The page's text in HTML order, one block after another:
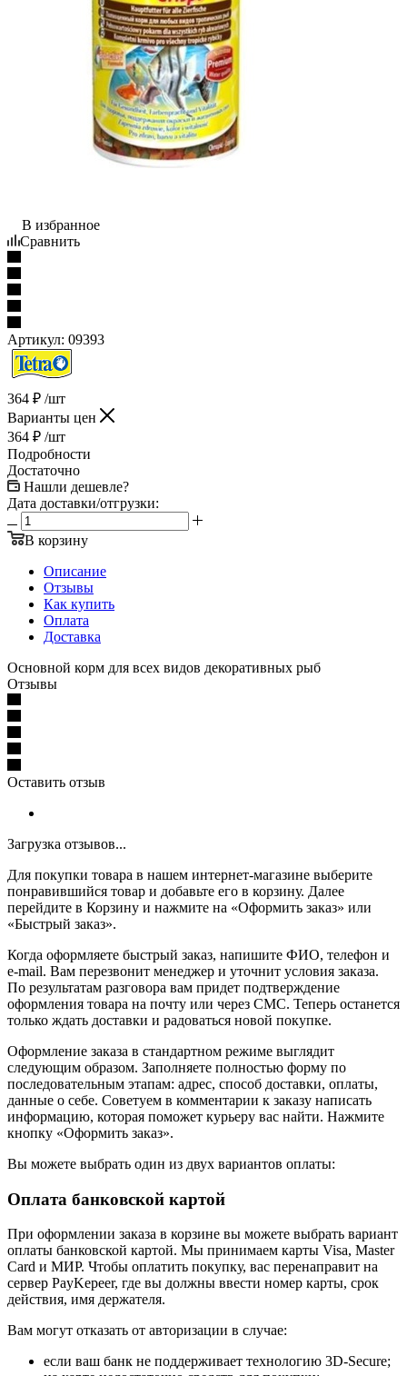
В избранное
Сравнить
Артикул: 09393
364 ₽ /шт
Варианты цен
364 ₽ /шт
Подробности
Достаточно
Нашли дешевле?
Дата доставки/отгрузки:
В корзину
Описание
Отзывы
Как купить
Оплата
Доставка
Основной корм для всех видов декоративных рыб
Отзывы
Оставить отзыв
Загрузка отзывов...
Для покупки товара в нашем интернет-магазине выберите
понравившийся товар и добавьте его в корзину. Далее
перейдите в Корзину и нажмите на «Оформить заказ» или
«Быстрый заказ».
Когда оформляете быстрый заказ, напишите ФИО, телефон и
e-mail. Вам перезвонит менеджер и уточнит условия заказа.
По результатам разговора вам придет подтверждение
оформления товара на почту или через СМС. Теперь останется
только ждать доставки и радоваться новой покупке.
Оформление заказа в стандартном режиме выглядит
следующим образом. Заполняете полностью форму по
последовательным этапам: адрес, способ доставки, оплаты,
данные о себе. Советуем в комментарии к заказу написать
информацию, которая поможет курьеру вас найти. Нажмите
кнопку «Оформить заказ».
Вы можете выбрать один из двух вариантов оплаты:
Оплата банковской картой
При оформлении заказа в корзине вы можете выбрать вариант
оплаты банковской картой. Мы принимаем карты Visa, Master
Card и МИР. Чтобы оплатить покупку, вас перенаправит на
сервер PayKepeer, где вы должны ввести номер карты, срок
действия, имя держателя.
Вам могут отказать от авторизации в случае:
если ваш банк не поддерживает технологию 3D-Secure;